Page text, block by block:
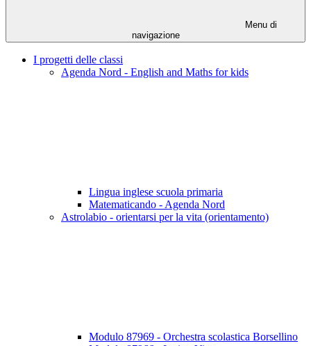
Menu di
navigazione
I progetti delle classi
Agenda Nord - English and Maths for kids
Lingua inglese scuola primaria
Matematicando - Agenda Nord
Astrolabio - orientarsi per la vita (orientamento)
Modulo 87969 - Orchestra scolastica Borsellino